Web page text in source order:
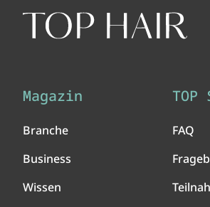
Magazin
Branche
Business
Wissen
TOP
FAQ